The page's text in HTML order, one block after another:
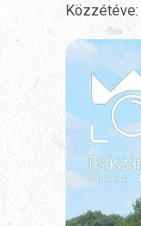
Közzétéve: